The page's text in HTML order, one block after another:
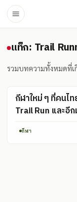
แท็ก:
แท็ก: Trail
รวมบทความทั้งหมดที่เ
กีฬาใหม่ ๆ ที่คนไ
Trail Run และอี
กีฬา